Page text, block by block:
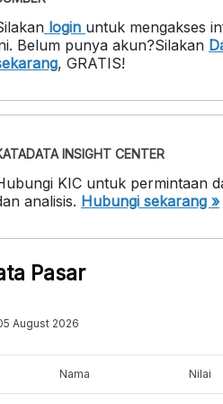
login untuk mengakses
. Belum punya akun?Silakan
, GRATIS!
INSIGHT CENTER
KIC untuk permintaan
analisis. Hubungi sekarang »
Pasar
August 2026
Nama Nilai